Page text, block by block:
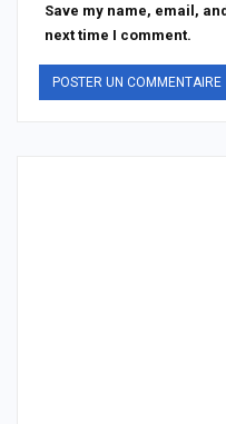
Save my name, email,
next time I comment.